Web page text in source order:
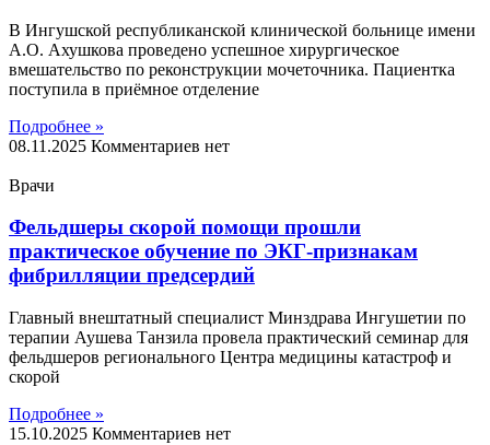
В Ингушской республиканской клинической больнице имени
А.О. Ахушкова проведено успешное хирургическое
вмешательство по реконструкции мочеточника. Пациентка
поступила в приёмное отделение
Подробнее »
08.11.2025 Комментариев нет
Врачи
Фельдшеры скорой помощи прошли
практическое обучение по ЭКГ-признакам
фибрилляции предсердий
Главный внештатный специалист Минздрава Ингушетии по
терапии Аушева Танзила провела практический семинар для
фельдшеров регионального Центра медицины катастроф и
скорой
Подробнее »
15.10.2025 Комментариев нет